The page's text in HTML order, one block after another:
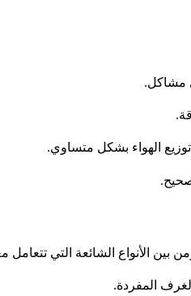
مشاكل.
الهواء بشكل متساوي.
صحيح.
الأنواع الشائعة التي تتعامل
المفردة.